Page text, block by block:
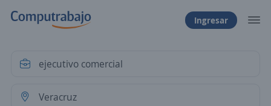
Ingresar